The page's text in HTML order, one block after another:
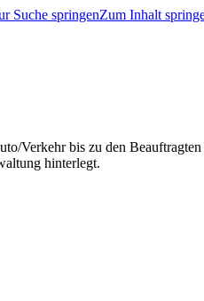
Suche springenZum Inhalt
Verkehr bis zu den
hinterlegt.